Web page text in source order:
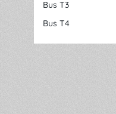
Bus T3
Bus T4